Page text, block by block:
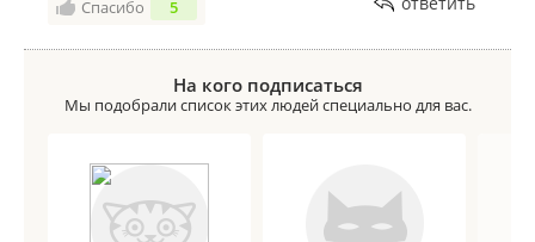
Спасибо 5
На кого подписаться
Мы подобрали список этих людей специально для вас.